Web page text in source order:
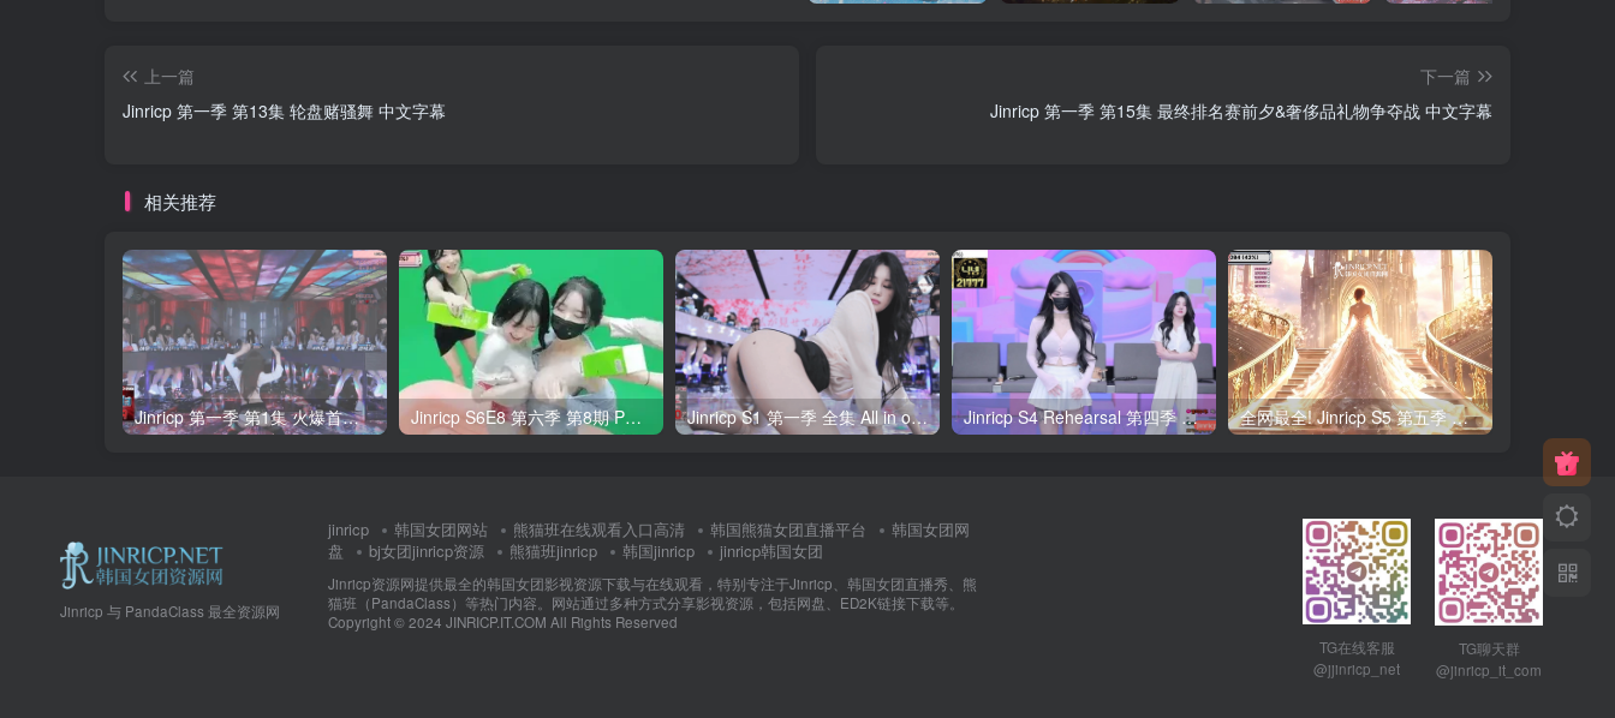
上一篇
Jinricp 第一季 第13集 轮盘赌骚舞 中文字幕
下一篇
Jinricp 第一季 第15集 最终排名赛前夕&奢侈品礼物争夺战 中文字幕
相关推荐
Jinricp 第一季 第1集 火爆首播&VIP小黑屋首秀 中文字幕 Jinricp S6E8 第六季 第8期 PK&Boss战 中英韩简繁字幕 Jinricp S1 第一季 全集 All in one 合集版中文字幕 Jinricp S4 Rehearsal 第四季 彩排 元荷娜露脸 粉丝密码房 简繁中文字幕 全网最全! Jinricp S5 第五季 全集 All in one 合集版 简繁中文外挂字幕
Jinricp 与 PandaClass 最全资源网
jinricp 韩国女团网站 熊猫班在线观看入口高清 韩国熊猫女团直播平台
韩国女团网
盘
bj女团jinricp资源 熊猫班jinricp 韩国jinricp jinricp韩国女团
Jinricp资源网提供最全的韩国女团影视资源下载与在线观看，特别专注于Jinricp、韩国女团直播秀、熊
猫班（PandaClass）等热门内容。网站通过多种方式分享影视资源，包括网盘、ED2K链接下载等。
Copyright © 2024 JINRICP.IT.COM All Rights Reserved
TG在线客服
@jjinricp_net
TG聊天群
@jinricp_it_com